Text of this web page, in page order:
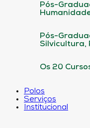
Pós-
Pós-
Silvicultura,
Os 20
Polos
Serviços
Institucional